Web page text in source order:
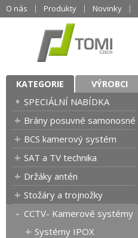
O nás Produkty Novinky
KATEGORIE VÝROBCI
SPECIÁLNÍ NABÍDKA
Brány posuvné samonosné
BCS kamerový systém
SAT a TV technika
Držáky antén
Stožáry a trojnožky
CCTV- Kamerové systémy
Systémy IPOX